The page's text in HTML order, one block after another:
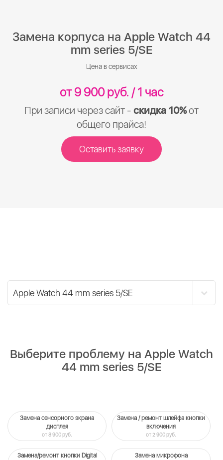
Замена корпуса на Apple Watch 44
mm series 5/SE
Цена в сервисах
от 9 900 руб. / 1 час
При записи через сайт - скидка 10%от
общего прайса!
Оставить заявку
Выберите проблему на Apple Watch
44 mm series 5/SE
Замена сенсорного экрана
дисплея
от 8 900 руб.
Замена / ремонт шлейфа кнопки
включения
от 2 900 руб.
Замена/ремонт кнопки Digital
Замена микрофона